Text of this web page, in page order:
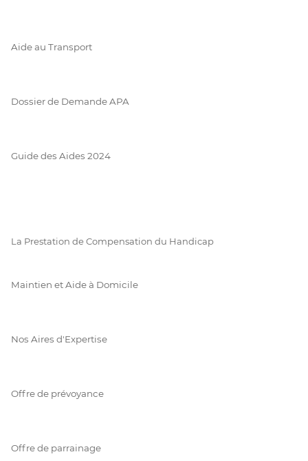
Aide au Transport
Dossier de Demande APA
Guide des Aides 2024
La Prestation de Compensation du Handicap
Maintien et Aide à Domicile
Nos Aires d'Expertise
Offre de prévoyance
Offre de parrainage